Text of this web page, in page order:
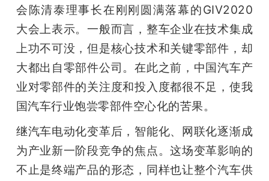
中
心
GAIR
专
题
会陈清泰理事长在刚刚圆满落幕的GIV2020
大会上表示。一般而言，整车企业在技术集成
上功不可没，但是核心技术和关键零部件，却
大都出自零部件公司。在此之前，中国汽车产
业对零部件的关注度和投入度都很不足，使我
国汽车行业饱尝零部件空心化的苦果。
继汽车电动化变革后，智能化、网联化逐渐成
为产业新一阶段竞争的焦点。这场变革影响的
不止是终端产品的形态，同样也让整个汽车供